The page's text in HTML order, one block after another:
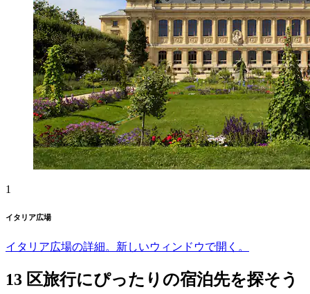
1
イタリア広場
イタリア広場の詳細。新しいウィンドウで開く。
13 区旅行にぴったりの宿泊先を探そう